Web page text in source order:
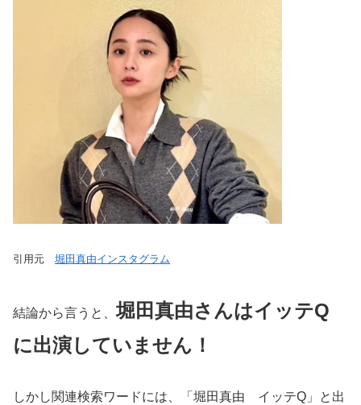
引用元 堀田真由インスタグラム
結論から言うと、堀田真由さんはイッテQ
に出演していません！
しかし関連検索ワードには、「堀田真由 イッテQ」と出